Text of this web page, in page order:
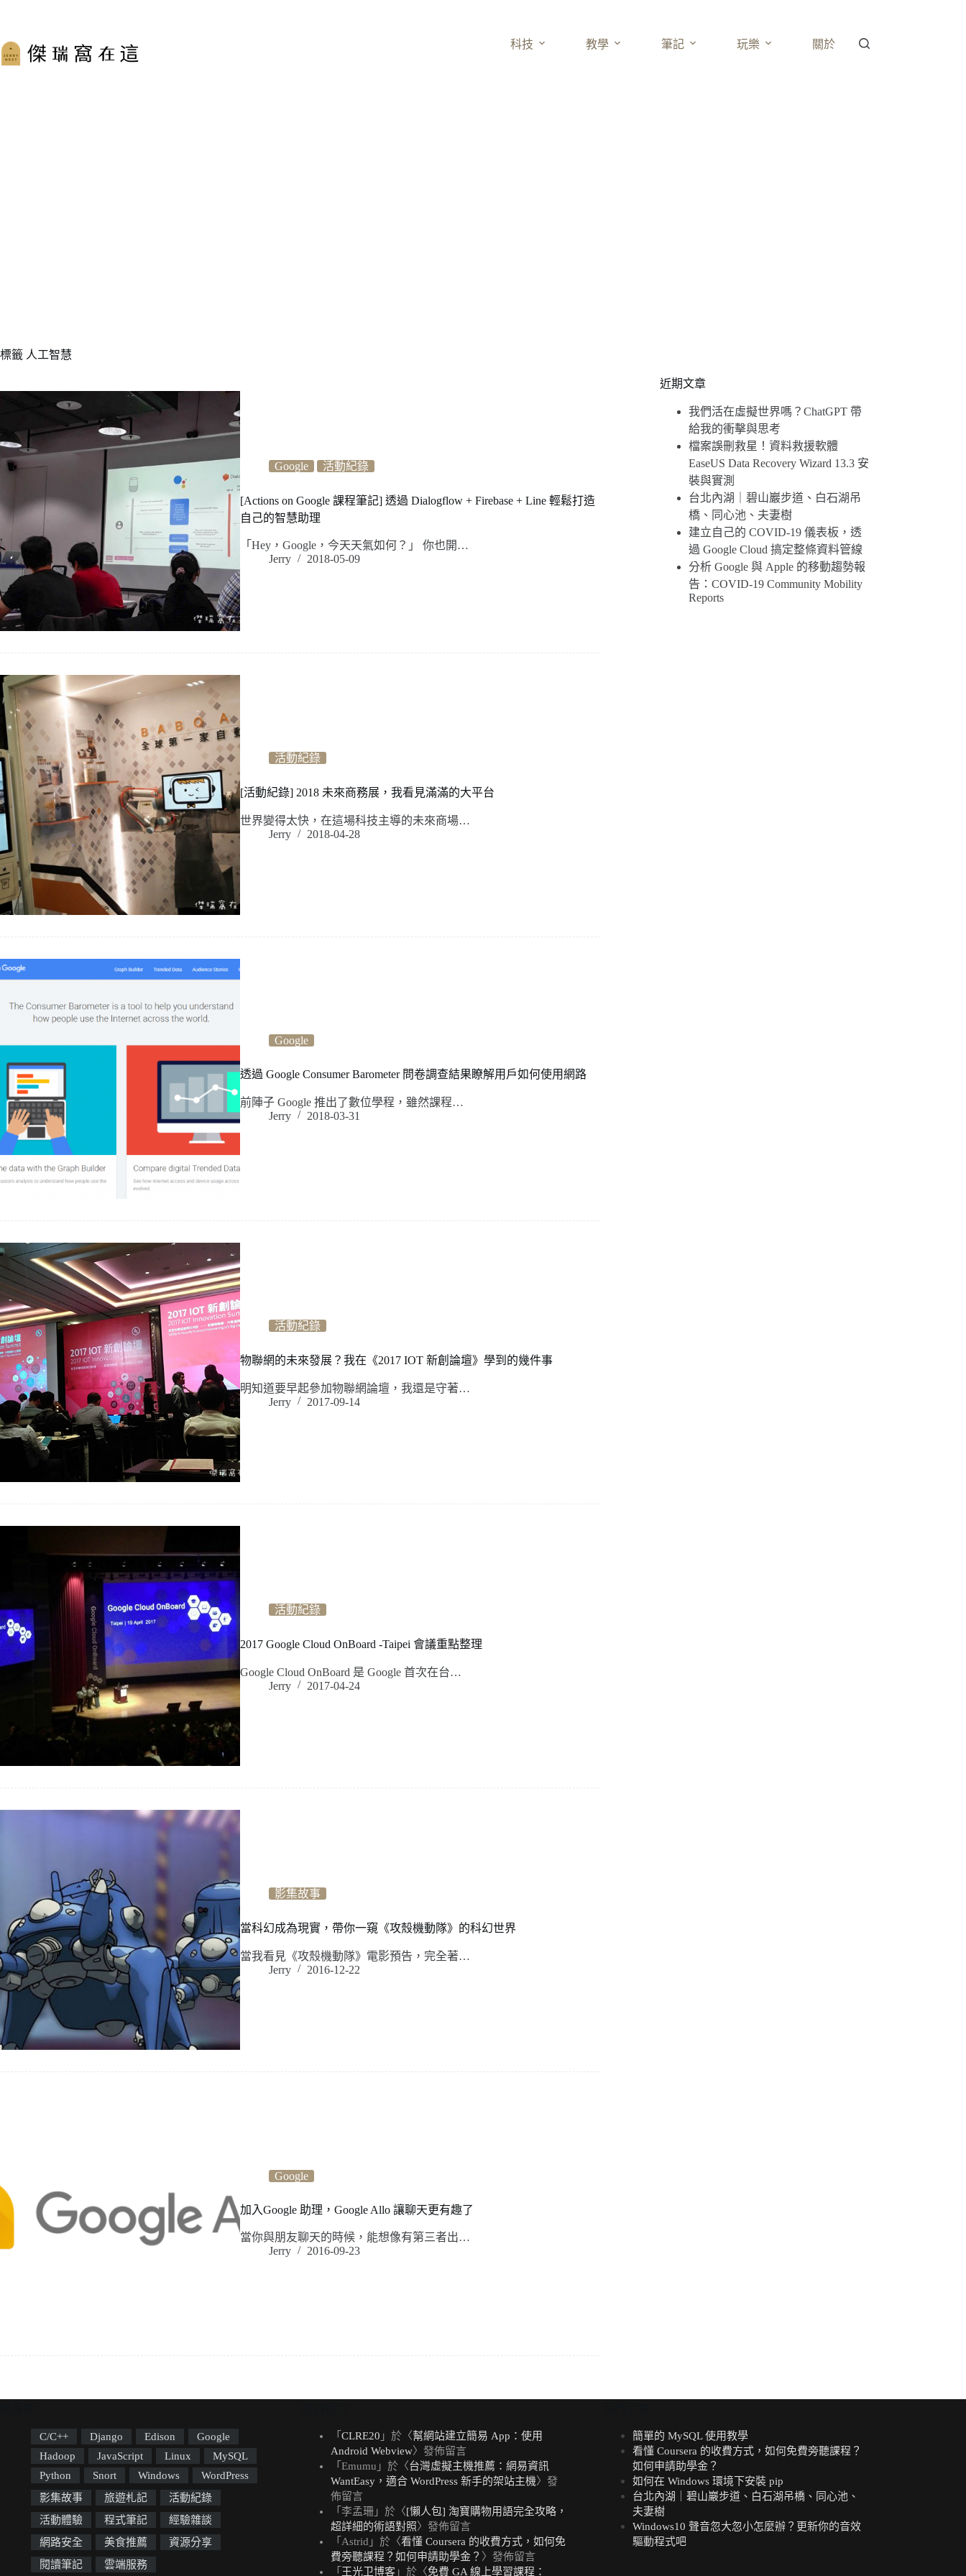
主
要
科技 教學 筆記 玩樂 關於
標籤 人工智慧
Google 活動紀錄
[Actions on Google 課程筆記] 透過 Dialogflow + Firebase + Line 輕鬆打造
自己的智慧助理
「Hey，Google，今天天氣如何？」 你也開…
Jerry
2018-05-09
活動紀錄
[活動紀錄] 2018 未來商務展，我看見滿滿的大平台
世界變得太快，在這場科技主導的未來商場…
Jerry
2018-04-28
Google
透過 Google Consumer Barometer 問卷調查結果瞭解用戶如何使用網路
前陣子 Google 推出了數位學程，雖然課程…
Jerry
2018-03-31
活動紀錄
物聯網的未來發展？我在《2017 IOT 新創論壇》學到的幾件事
明知道要早起參加物聯網論壇，我還是守著…
Jerry
2017-09-14
活動紀錄
2017 Google Cloud OnBoard -Taipei 會議重點整理
Google Cloud OnBoard 是 Google 首次在台…
Jerry
2017-04-24
影集故事
當科幻成為現實，帶你一窺《攻殼機動隊》的科幻世界
當我看見《攻殼機動隊》電影預告，完全著…
Jerry
2016-12-22
Google
加入Google 助理，Google Allo 讓聊天更有趣了
當你與朋友聊天的時候，能想像有第三者出…
Jerry
2016-09-23
近期文章
我們活在虛擬世界嗎？ChatGPT 帶
給我的衝擊與思考
檔案誤刪救星！資料救援軟體
EaseUS Data Recovery Wizard 13.3 安
裝與實測
台北內湖｜碧山巖步道、白石湖吊
橋、同心池、夫妻樹
建立自己的 COVID-19 儀表板，透
過 Google Cloud 搞定整條資料管線
分析 Google 與 Apple 的移動趨勢報
告：COVID-19 Community Mobility
Reports
C/C++ Django Edison
Google
Hadoop
JavaScript Linux
MySQL
Python
Snort Windows
WordPress
影集故事
旅遊札記
活動紀錄
活動體驗
程式筆記
經驗雜談
網路安全
美食推薦
資源分享
閱讀筆記
雲端服務
「 CLRE20 」於〈幫網站建立簡易 App：使用
Android Webview〉發佈留言
「 Emumu 」於〈台灣虛擬主機推薦：網易資訊
WantEasy，適合 WordPress 新手的架站主機〉發
佈留言
「 李孟珊」於〈[懶人包] 淘寶購物用語完全攻略，
超詳細的術語對照〉發佈留言
「 Astrid 」於〈看懂 Coursera 的收費方式，如何免
費旁聽課程？如何申請助學金？ 〉發佈留言
「 王光卫博客」於〈免費 GA 線上學習課程：
簡單的 MySQL 使用教學
看懂 Coursera 的收費方式，如何免費旁聽課程？
如何申請助學金？
如何在 Windows 環境下安裝 pip
台北內湖｜碧山巖步道、白石湖吊橋、同心池、
夫妻樹
Windows10 聲音忽大忽小怎麼辦？更新你的音效
驅動程式吧